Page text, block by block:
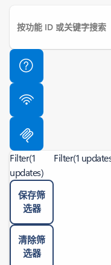
Filter(1
updates)
保存筛
选器
清除筛
选器
Filter(1